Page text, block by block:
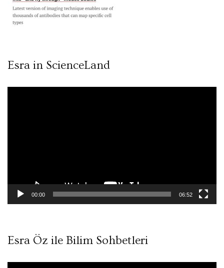
Esra in ScienceLand
00:00 06:52
Esra Öz ile Bilim Sohbetleri